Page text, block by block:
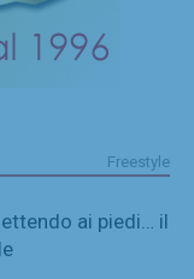
Freestyle
ai piedi… il